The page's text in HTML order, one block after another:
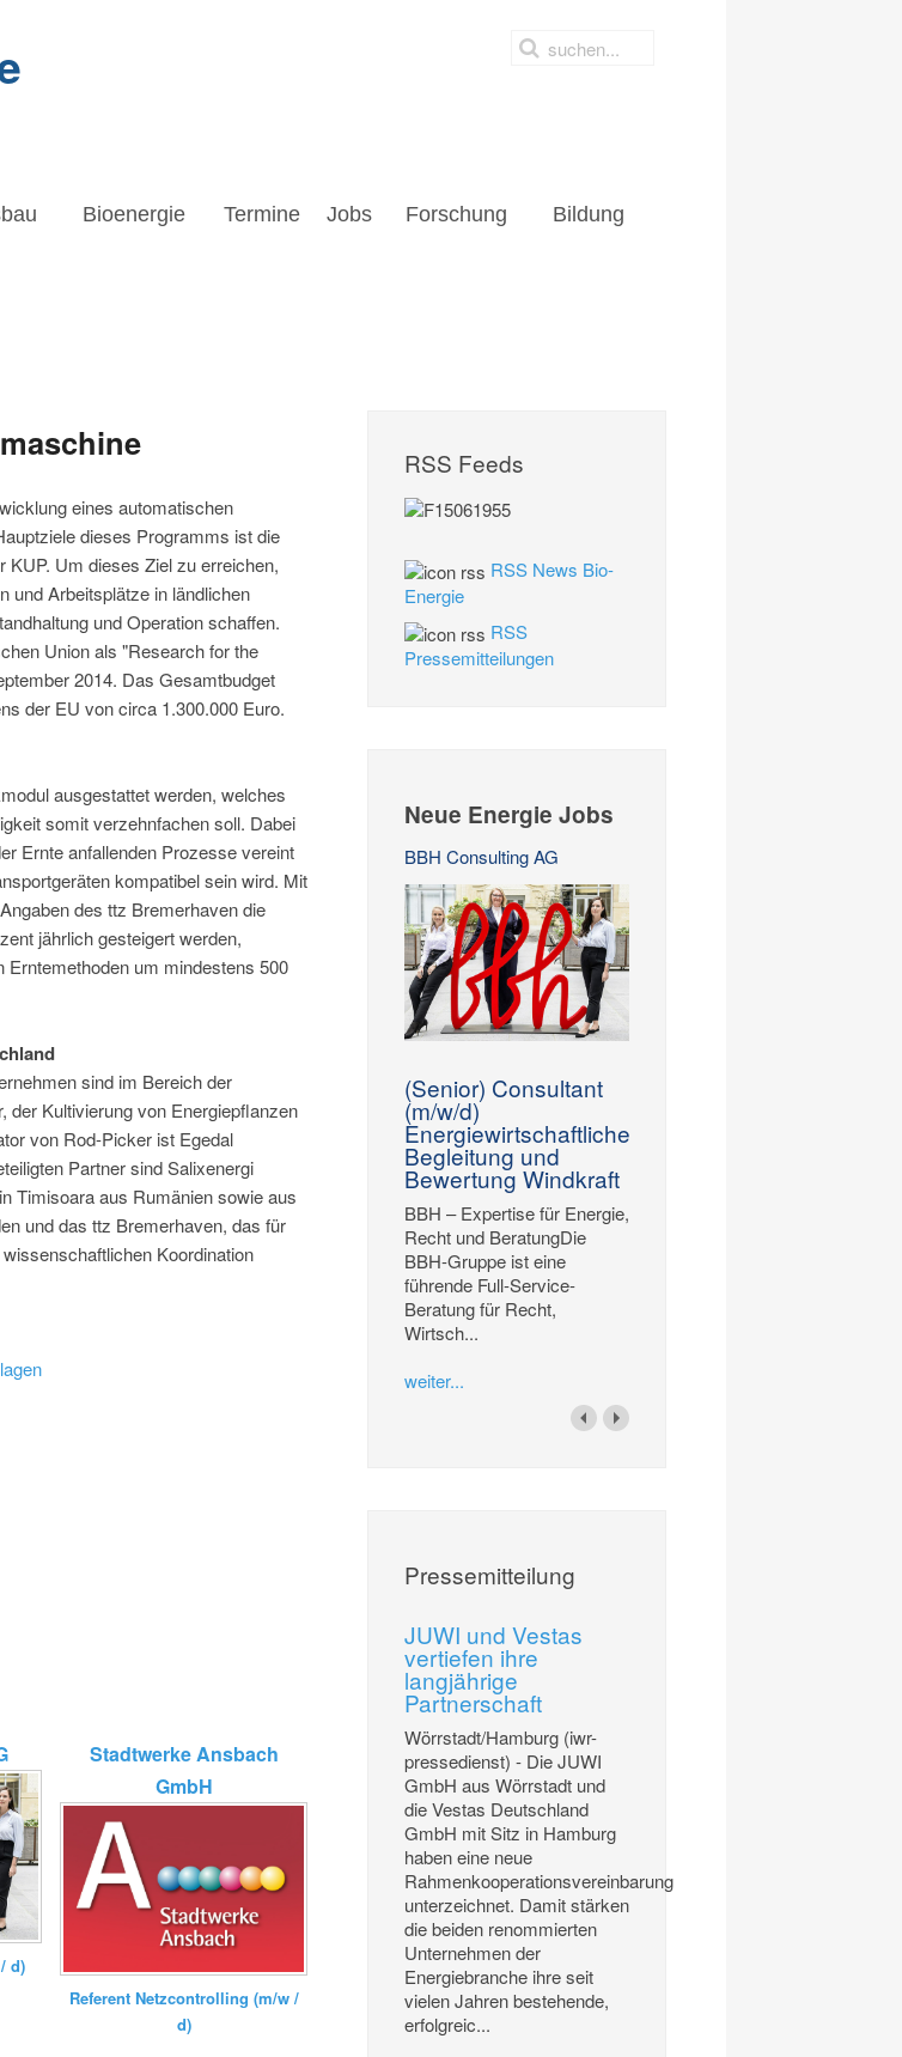
Bioenergie Termine Jobs Forschung Bildung
eines automatischen
dieses Programms ist die
KUP. Um dieses Ziel zu erreichen,
und Arbeitsplätze in ländlichen
und Operation schaffen.
Union als "Research for the
2014. Das Gesamtbudget
der EU von circa 1.300.000 Euro.
ausgestattet werden, welches
somit verzehnfachen soll. Dabei
Ernte anfallenden Prozesse vereint
kompatibel sein wird. Mit
des ttz Bremerhaven die
jährlich gesteigert werden,
um mindestens 500
sind im Bereich der
der Kultivierung von Energiepflanzen
von Rod-Picker ist Egedal
Partner sind Salixenergi
Timisoara aus Rumänien sowie aus
und das ttz Bremerhaven, das für
Koordination
d)
Stadtwerke Ansbach
GmbH
Referent Netzcontrolling (m/w /
d)
RSS Feeds
RSS News Bio-
Energie
RSS
Pressemitteilungen
Neue Energie Jobs
BBH Consulting AG
(Senior) Consultant
(m/w/d)
Energiewirtschaftliche
Begleitung und
Bewertung Windkraft
BBH – Expertise für Energie,
Recht und BeratungDie
BBH-Gruppe ist eine
führende Full-Service-
Beratung für Recht,
Wirtsch...
weiter...
Pressemitteilung
JUWI und Vestas
vertiefen ihre
langjährige
Partnerschaft
Wörrstadt/Hamburg (iwr-
pressedienst) - Die JUWI
GmbH aus Wörrstadt und
die Vestas Deutschland
GmbH mit Sitz in Hamburg
haben eine neue
Rahmenkooperationsvereinbarung
unterzeichnet. Damit stärken
die beiden renommierten
Unternehmen der
Energiebranche ihre seit
vielen Jahren bestehende,
erfolgreic...